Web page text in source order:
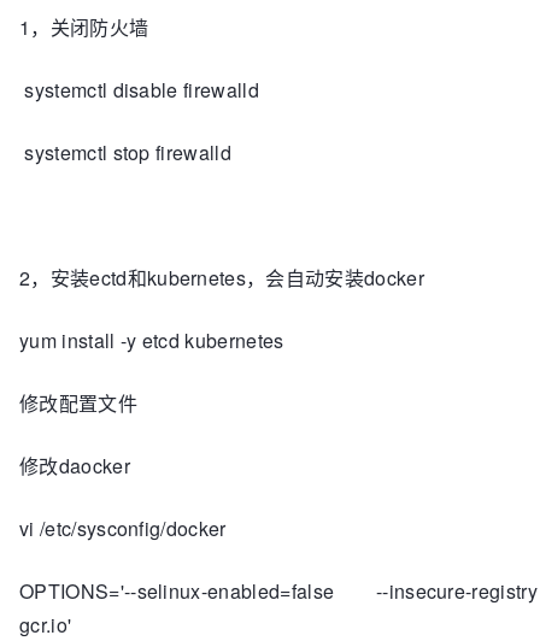
1，关闭防火墙
systemctl disable firewalld
systemctl stop firewalld
2，安装ectd和kubernetes，会自动安装docker
yum install -y etcd kubernetes
修改配置文件
修改daocker
vi /etc/sysconfig/docker
OPTIONS='--selinux-enabled=false --insecure-registry
gcr.io'